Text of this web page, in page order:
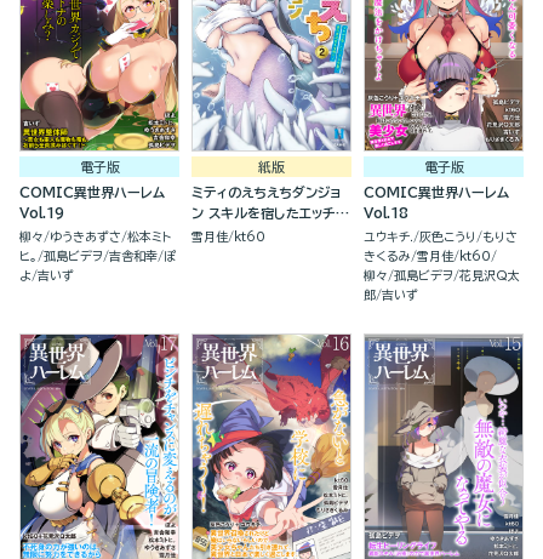
電子版
COMIC異世界ハーレム
Vol.19
柳々 ゆうきあずさ 松本ミト
ヒ。
孤島ビデヲ 吉舎和幸 ぽ
よ 吉いず
紙版
ミティのえちえちダンジョ
ン スキルを宿したエッチな
衣装で異世界迷宮を攻略せ
雪月佳 kt60
電子版
COMIC異世界ハーレム
Vol.18
ユウキチ. 灰色こうり
もりさ
きくるみ 雪月佳
kt60
柳々 孤島ビデヲ 花見沢Q太
郎 吉いず